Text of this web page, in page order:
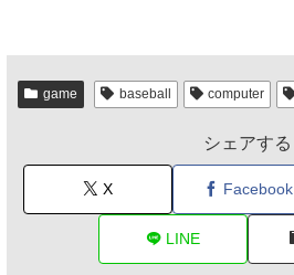
game baseball computer
シェアする
X Facebook
LINE